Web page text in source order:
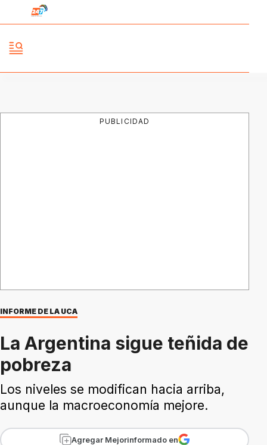
PUBLICIDAD
INFORME DE LA UCA
La Argentina sigue teñida de
pobreza
Los niveles se modifican hacia arriba,
aunque la macroeconomía mejore.
Agregar Mejorinformado en